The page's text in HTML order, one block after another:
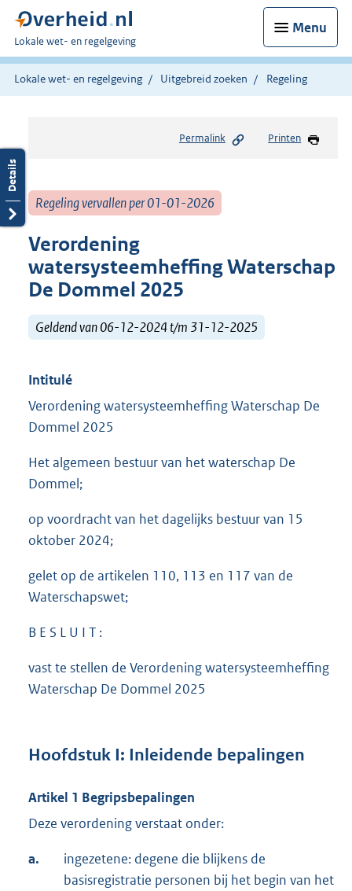
Menu
U
bent
hier:
Lokale wet- en regelgeving
Lokale wet- en regelgeving Uitgebreid zoeken Regeling
Permalink Printen
Regeling vervallen per 01-01-2026
Verordening
watersysteemheffing Waterschap
De Dommel 2025
Geldend van 06-12-2024 t/m 31-12-2025
Intitulé
Verordening watersysteemheffing Waterschap De
Dommel 2025
Het algemeen bestuur van het waterschap De
Dommel;
op voordracht van het dagelijks bestuur van 15
oktober 2024;
gelet op de artikelen 110, 113 en 117 van de
Waterschapswet;
B E S L U I T :
vast te stellen de Verordening watersysteemheffing
Waterschap De Dommel 2025
Hoofdstuk I: Inleidende bepalingen
Artikel 1 Begripsbepalingen
Deze verordening verstaat onder:
a.
ingezetene: degene die blijkens de
basisregistratie personen bij het begin van het